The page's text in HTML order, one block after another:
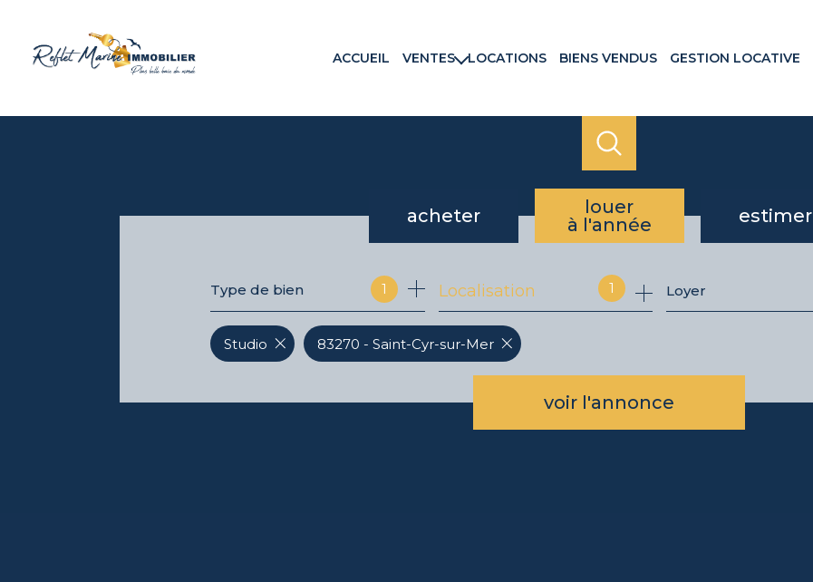
ACCUEIL VENTES
Maisons & Villas
LOCATIONS BIENS VENDUS GESTION LOCATIVE
acheter
de l'ancien
du neuf
louer
à l'année
à l'année
estimer
Type de bien 1 1
Localisation Loyer
voir l'annonce
Studio 83270 - Saint-Cyr-sur-Mer